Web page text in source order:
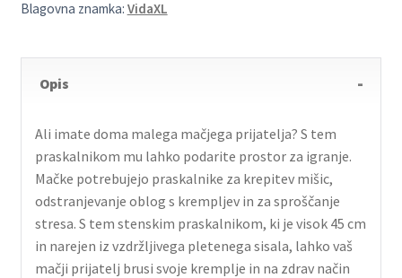
Blagovna znamka: VidaXL
Opis
Ali imate doma malega mačjega prijatelja? S tem
praskalnikom mu lahko podarite prostor za igranje.
Mačke potrebujejo praskalnike za krepitev mišic,
odstranjevanje oblog s krempljev in za sproščanje
stresa. S tem stenskim praskalnikom, ki je visok 45 cm
in narejen iz vzdržljivega pletenega sisala, lahko vaš
mačji prijatelj brusi svoje kremplje in na zdrav način